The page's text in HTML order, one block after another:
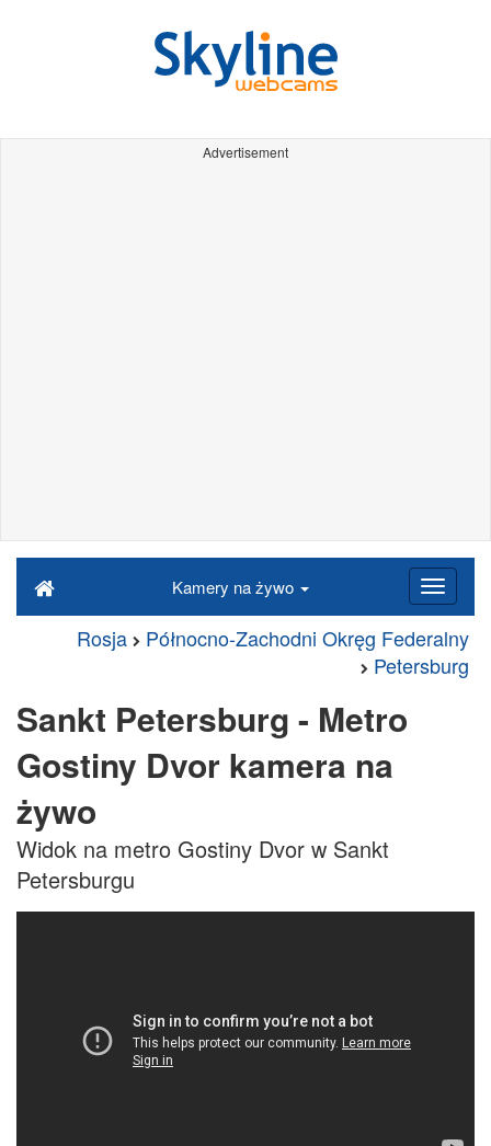
Advertisement
Kamery na żywo
Rosja
Północno-Zachodni Okręg Federalny
Petersburg
Sankt Petersburg - Metro
Gostiny Dvor kamera na
żywo
Widok na metro Gostiny Dvor w Sankt
Petersburgu